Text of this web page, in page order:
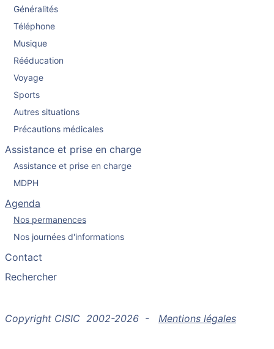
Généralités
Téléphone
Musique
Rééducation
Voyage
Sports
Autres situations
Précautions médicales
Assistance et prise en charge
Assistance et prise en charge
MDPH
Agenda
Nos permanences
Nos journées d'informations
Contact
Rechercher
Copyright CISIC 2002-2026 - Mentions légales